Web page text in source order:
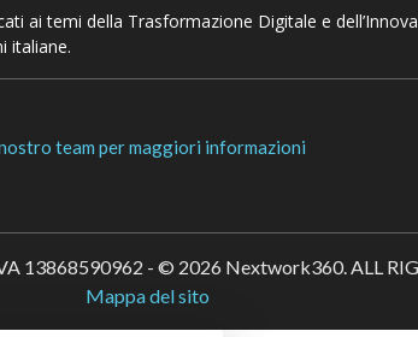
ai temi della Trasformazione Digitale e
italiane.
team per maggiori informazioni
13868590962 - © 2026 Nextwork360. ALL
Mappa del sito